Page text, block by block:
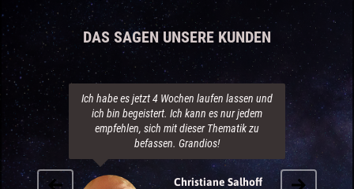
DAS SAGEN UNSERE KUNDEN
Sehr schön gemacht. Wir haben in unserer
Familie viel Freude allein an der Musik! Und
die Veränderungen waren schon nach
wenigen Tagen spürbar.
Viola Schmidt